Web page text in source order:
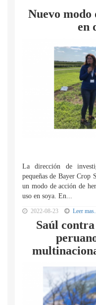
Nuevo
en
La dirección de
pequeñas de Bayer Crop
un modo de acción de
uso en soya. En...
2022-08-23 Leer
Saúl